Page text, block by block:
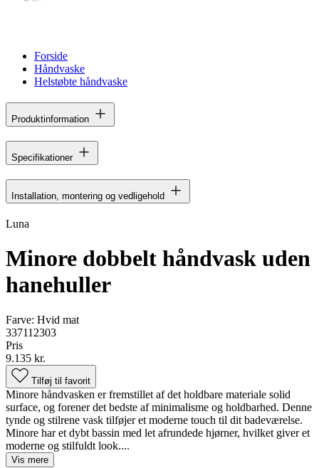
Forside
Håndvaske
Helstøbte håndvaske
Produktinformation
Specifikationer
Installation, montering og vedligehold
Luna
Minore dobbelt håndvask uden
hanehuller
Farve: Hvid mat
337112303
Pris
9.135 kr.
Tilføj til favorit
Minore håndvasken er fremstillet af det holdbare materiale solid
surface, og forener det bedste af minimalisme og holdbarhed. Denne
tynde og stilrene vask tilføjer et moderne touch til dit badeværelse.
Minore har et dybt bassin med let afrundede hjørner, hvilket giver et
moderne og stilfuldt look....
Vis mere